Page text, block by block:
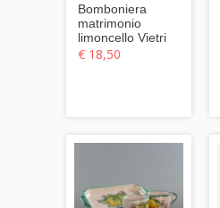
Bomboniera
matrimonio
limoncello Vietri
€ 18,50